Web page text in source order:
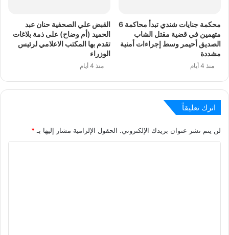
محكمة جنايات شندي تبدأ محاكمة 6
متهمين في قضية مقتل الشاب
الصديق أحيمر وسط إجراءات أمنية
مشددة
منذ 4 أيام
القبض علي الصحفية حنان عبد
الحميد (أم وضاح) على ذمة بلاغات
تقدم بها المكتب الاعلامي لرئيس
الوزراء
منذ 4 أيام
اترك تعليقاً
لن يتم نشر عنوان بريدك الإلكتروني. الحقول الإلزامية مشار إليها بـ*